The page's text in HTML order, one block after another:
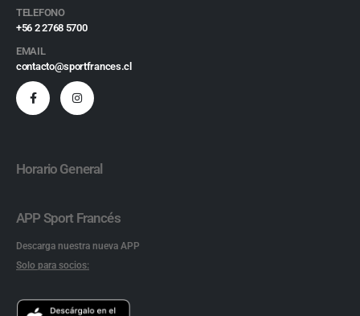
TELEFONO
+56 2 2768 5700
EMAIL
contacto@sportfrances.cl
Horario General
APP Sport Francés
Descarga nuestra nueva APP
Solo para socios: